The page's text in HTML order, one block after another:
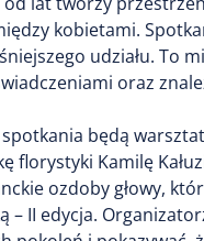
kobietami.
udziału. To
oraz
będą
Kamilę
ozdoby głowy,
– II edycja.